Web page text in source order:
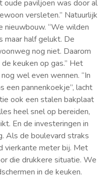
paviljoen was door al
versleten.” Natuurlijk
nieuwbouw. “We wilden
maar half gelukt. De
nog niet. Daarom
keuken op gas.” Het
wel even wennen. “In
een pannenkoekje”, lacht
ook een stalen bakplaat
heel snel op bereiden,
En de investeringen in
Als de boulevard straks
vierkante meter bij. Met
die drukkere situatie. We
in de keuken.